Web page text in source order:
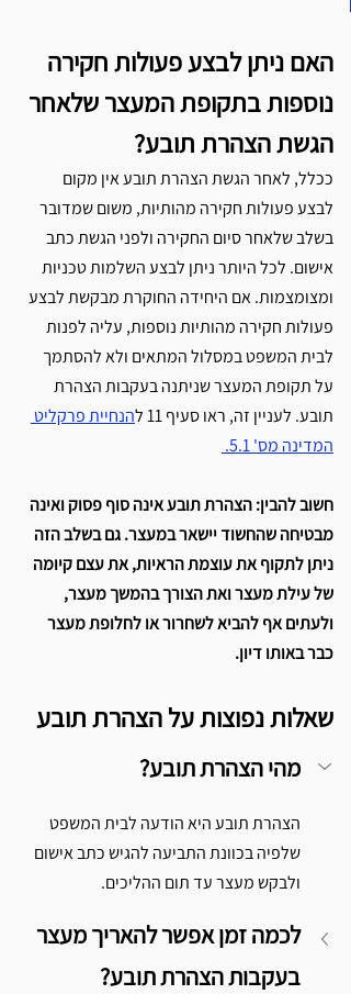
האם ניתן לבצע פעולות חקירה
נוספות בתקופת המעצר שלאחר
הגשת הצהרת תובע?
ככלל, לאחר הגשת הצהרת תובע אין מקום
לבצע פעולות חקירה מהותיות, משום שמדובר
בשלב שלאחר סיום החקירה ולפני הגשת כתב
אישום. לכל היותר ניתן לבצע השלמות טכניות
ומצומצמות. אם היחידה החוקרת מבקשת לבצע
פעולות חקירה מהותיות נוספות, עליה לפנות
לבית המשפט במסלול המתאים ולא להסתמך
על תקופת המעצר שניתנה בעקבות הצהרת
תובע. לעניין זה, ראו סעיף 11 ל
הנחיית פרקליט
המדינה מס' 5.1.
חשוב להבין: הצהרת תובע אינה סוף פסוק ואינה
מבטיחה שהחשוד יישאר במעצר. גם בשלב הזה
ניתן לתקוף את עוצמת הראיות, את עצם קיומה
של עילת מעצר ואת הצורך בהמשך מעצר,
ולעתים אף להביא לשחרור או לחלופת מעצר
כבר באותו דיון.
שאלות נפוצות על הצהרת תובע
מהי הצהרת תובע?
הצהרת תובע היא הודעה לבית המשפט
שלפיה בכוונת התביעה להגיש כתב אישום
ולבקש מעצר עד תום ההליכים.
לכמה זמן אפשר להאריך מעצר
בעקבות הצהרת תובע?